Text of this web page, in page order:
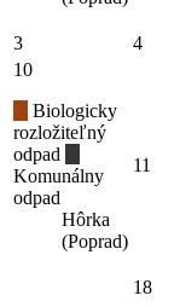
3 4
10
Biologicky
rozložiteľný
odpad
Komunálny
odpad
Hôrka
(Poprad)
11
18